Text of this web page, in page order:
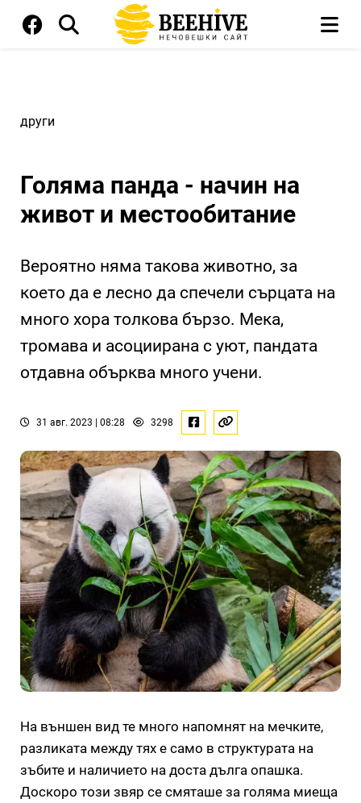
други
Голяма панда - начин на
живот и местообитание
Вероятно няма такова животно, за
което да е лесно да спечели сърцата на
много хора толкова бързо. Мека,
тромава и асоциирана с уют, пандата
отдавна обърква много учени.
31 авг. 2023 | 08:28 3298
На външен вид те много напомнят на мечките,
разликата между тях е само в структурата на
зъбите и наличието на доста дълга опашка.
Доскоро този звяр се смяташе за голяма миеща